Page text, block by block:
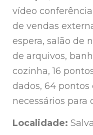
vídeo
de vendas
espera, salão de
de arquivos,
cozinha, 16
dados, 64 pontos
necessários para
Localidade: